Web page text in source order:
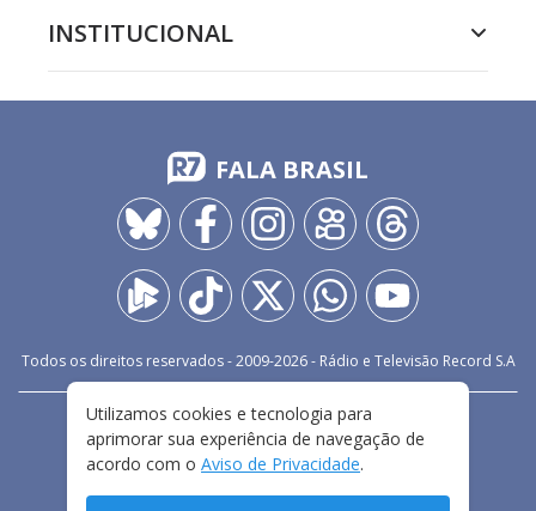
INSTITUCIONAL
FALA BRASIL
Todos os direitos reservados - 2009-2026- Rádio e Televisão Record S.A
FALE CONOSCO
PRIVACIDADE
TERMOS E CONDIÇÕES DE USO
Utilizamos cookies e tecnologia para
aprimorar sua experiência de navegação de
acordo com o Aviso de Privacidade.